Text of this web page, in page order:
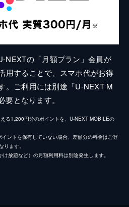
NEXTの「月額プラン」会員が
用することで、スマホ代がお得
。ご利用には別途「U-NEXT M
となります。
る1,200円分のポイントを、U-NEXT MOBILEの
ントを保有していない場合、差額分の料金はご登
ます。
放題など）の月額利用料は別途発生します。